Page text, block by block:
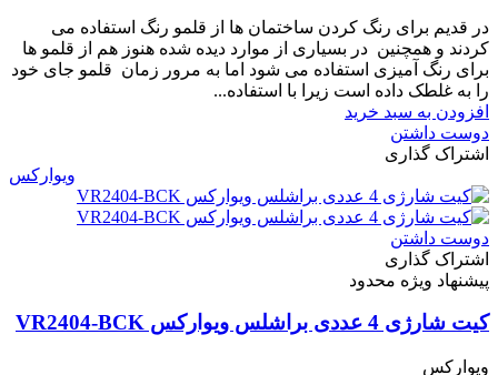
در قدیم برای رنگ کردن ساختمان ها از قلمو رنگ استفاده می
کردند و همچنین در بسیاری از موارد دیده شده هنوز هم از قلمو ها
برای رنگ آمیزی استفاده می شود اما به مرور زمان قلمو جای خود
را به غلطک داده است زیرا با استفاده...
افزودن به سبد خرید
دوست داشتن
اشتراک گذاری
ویوارکس
دوست داشتن
اشتراک گذاری
پیشنهاد ویژه محدود
کیت شارژی 4 عددی براشلس ویوارکس VR2404-BCK
ویوارکس